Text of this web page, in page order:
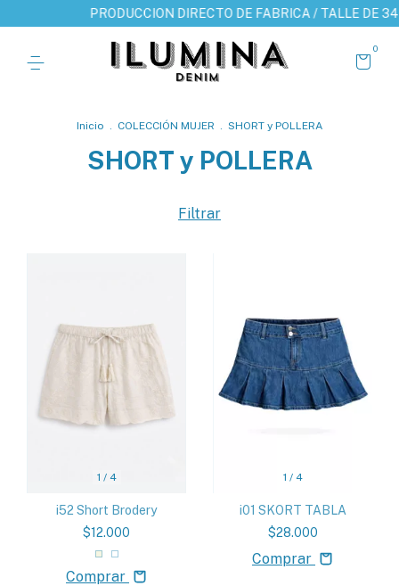
PRODUCCION DIRECTO DE FABRICA / TALLE DE 34 A 50 /
0
Inicio . COLECCIÓN MUJER . SHORT y POLLERA
SHORT y POLLERA
Filtrar
1 / 4
i52 Short Brodery
$12.000
Comprar
1 / 4
i01 SKORT TABLA
$28.000
Comprar